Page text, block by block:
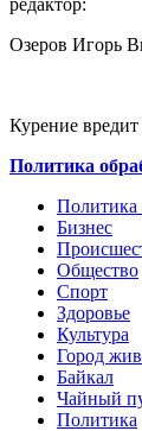
Озеров Игорь
Курение
Политика
Политика
Бизнес
Общество
Cпорт
Здоровье
Культура
Город
Байкал
Чайный
Политика